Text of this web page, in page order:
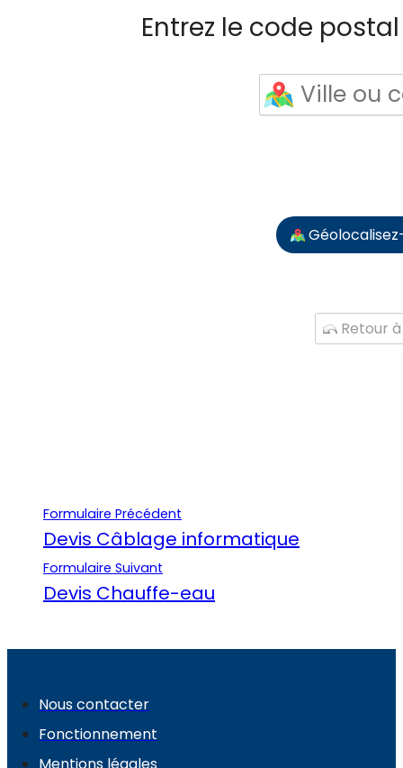
Entrez le code
Retour
Formulaire Précédent
Devis Câblage informatique
Formulaire Suivant
Devis Chauffe-eau
Nous contacter
Fonctionnement
Mentions légales